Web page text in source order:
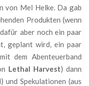
von Mel Helke. Da gab
Produkten (wenn
aber noch ein paar
geplant wird, ein paar
dem Abenteuerband
Lethal Harvest) dann
und Spekulationen (aus